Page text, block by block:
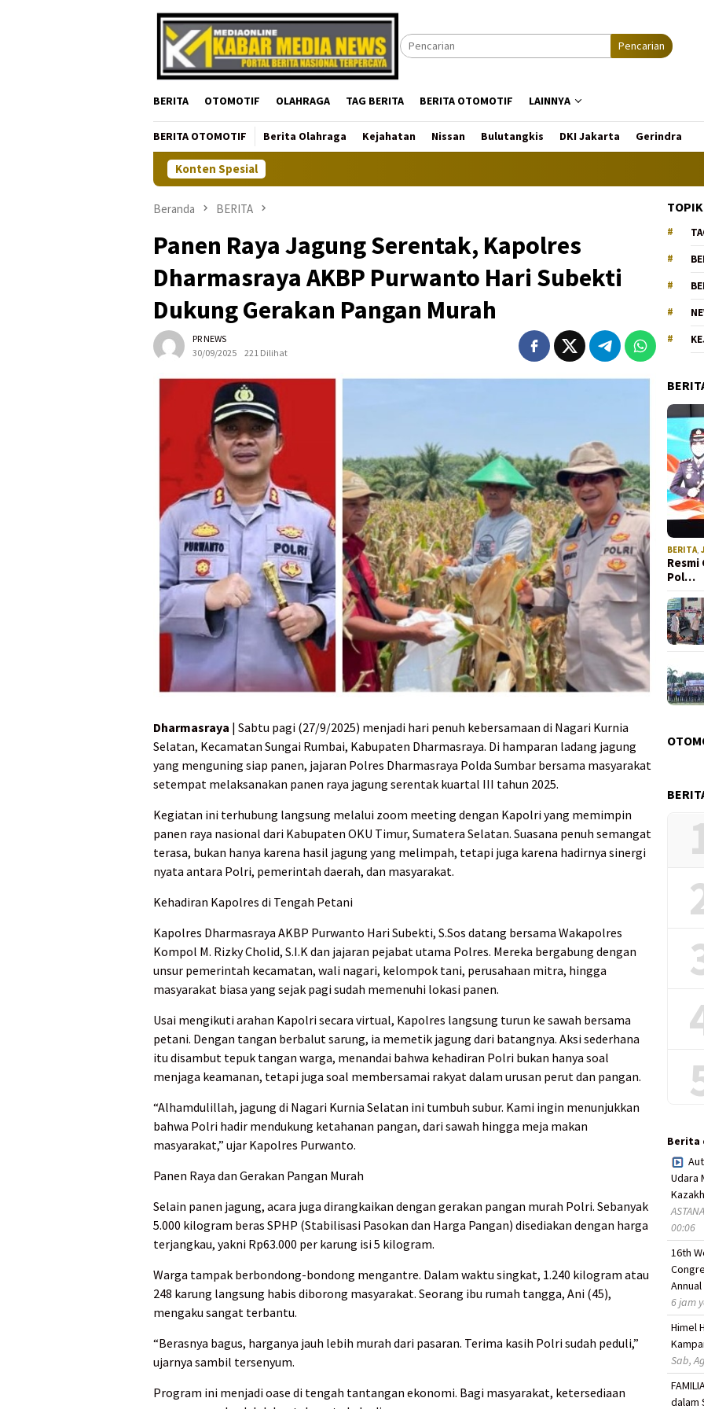
Pencarian
BERITA OTOMOTIF OLAHRAGA TAG BERITA BERITA OTOMOTIF LAINNYA
BERITA OTOMOTIF Berita Olahraga Kejahatan Nissan Bulutangkis DKI Jakarta Gerindra
Konten Spesial
Beranda BERITA
Panen Raya Jagung Serentak, Kapolres
Dharmasraya AKBP Purwanto Hari Subekti
Dukung Gerakan Pangan Murah
PR NEWS
30/09/2025
221 Dilihat
Dharmasraya | Sabtu pagi (27/9/2025) menjadi hari penuh kebersamaan di Nagari Kurnia
Selatan, Kecamatan Sungai Rumbai, Kabupaten Dharmasraya. Di hamparan ladang jagung
yang menguning siap panen, jajaran Polres Dharmasraya Polda Sumbar bersama masyarakat
setempat melaksanakan panen raya jagung serentak kuartal III tahun 2025.
Kegiatan ini terhubung langsung melalui zoom meeting dengan Kapolri yang memimpin
panen raya nasional dari Kabupaten OKU Timur, Sumatera Selatan. Suasana penuh semangat
terasa, bukan hanya karena hasil jagung yang melimpah, tetapi juga karena hadirnya sinergi
nyata antara Polri, pemerintah daerah, dan masyarakat.
Kehadiran Kapolres di Tengah Petani
Kapolres Dharmasraya AKBP Purwanto Hari Subekti, S.Sos datang bersama Wakapolres
Kompol M. Rizky Cholid, S.I.K dan jajaran pejabat utama Polres. Mereka bergabung dengan
unsur pemerintah kecamatan, wali nagari, kelompok tani, perusahaan mitra, hingga
masyarakat biasa yang sejak pagi sudah memenuhi lokasi panen.
Usai mengikuti arahan Kapolri secara virtual, Kapolres langsung turun ke sawah bersama
petani. Dengan tangan berbalut sarung, ia memetik jagung dari batangnya. Aksi sederhana
itu disambut tepuk tangan warga, menandai bahwa kehadiran Polri bukan hanya soal
menjaga keamanan, tetapi juga soal membersamai rakyat dalam urusan perut dan pangan.
“Alhamdulillah, jagung di Nagari Kurnia Selatan ini tumbuh subur. Kami ingin menunjukkan
bahwa Polri hadir mendukung ketahanan pangan, dari sawah hingga meja makan
masyarakat,” ujar Kapolres Purwanto.
Panen Raya dan Gerakan Pangan Murah
Selain panen jagung, acara juga dirangkaikan dengan gerakan pangan murah Polri. Sebanyak
5.000 kilogram beras SPHP (Stabilisasi Pasokan dan Harga Pangan) disediakan dengan harga
terjangkau, yakni Rp63.000 per karung isi 5 kilogram.
Warga tampak berbondong-bondong mengantre. Dalam waktu singkat, 1.240 kilogram atau
248 karung langsung habis diborong masyarakat. Seorang ibu rumah tangga, Ani (45),
mengaku sangat terbantu.
“Berasnya bagus, harganya jauh lebih murah dari pasaran. Terima kasih Polri sudah peduli,”
ujarnya sambil tersenyum.
Program ini menjadi oase di tengah tantangan ekonomi. Bagi masyarakat, ketersediaan
BERITA ,
Resmi
Pol…
Berita
Udara
00:06
16th
6 jam
Himel
Sab,
dalam